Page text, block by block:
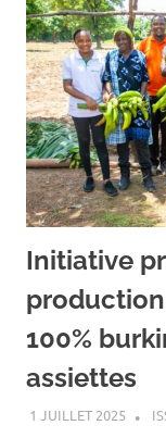
Initiative
100%
assiettes
1 JUILLET 2025